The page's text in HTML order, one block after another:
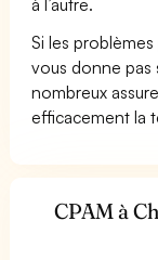
Si les
vous donne pas
nombreux
efficacement la
CPAM à